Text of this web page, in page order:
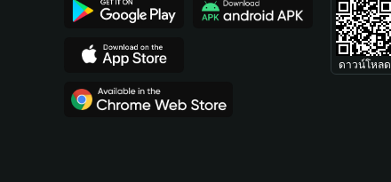
Português (Brasil)
ดาวน์โหลด